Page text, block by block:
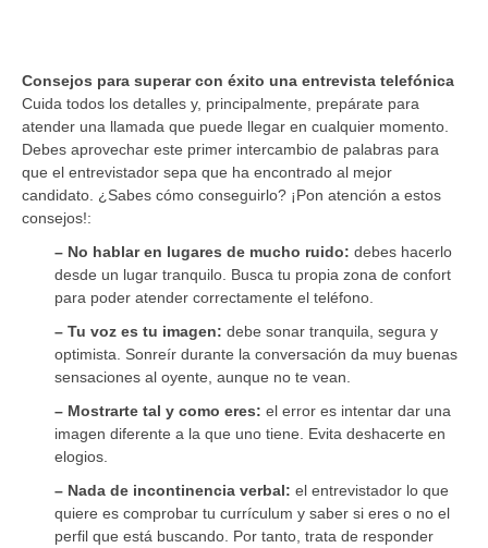
Consejos para superar con éxito una entrevista telefónica
Cuida todos los detalles y, principalmente, prepárate para
atender una llamada que puede llegar en cualquier momento.
Debes aprovechar este primer intercambio de palabras para
que el entrevistador sepa que ha encontrado al mejor
candidato. ¿Sabes cómo conseguirlo? ¡Pon atención a estos
consejos!:
– No hablar en lugares de mucho ruido: debes hacerlo
desde un lugar tranquilo. Busca tu propia zona de confort
para poder atender correctamente el teléfono.
– Tu voz es tu imagen: debe sonar tranquila, segura y
optimista. Sonreír durante la conversación da muy buenas
sensaciones al oyente, aunque no te vean.
– Mostrarte tal y como eres: el error es intentar dar una
imagen diferente a la que uno tiene. Evita deshacerte en
elogios.
– Nada de incontinencia verbal: el entrevistador lo que
quiere es comprobar tu currículum y saber si eres o no el
perfil que está buscando. Por tanto, trata de responder